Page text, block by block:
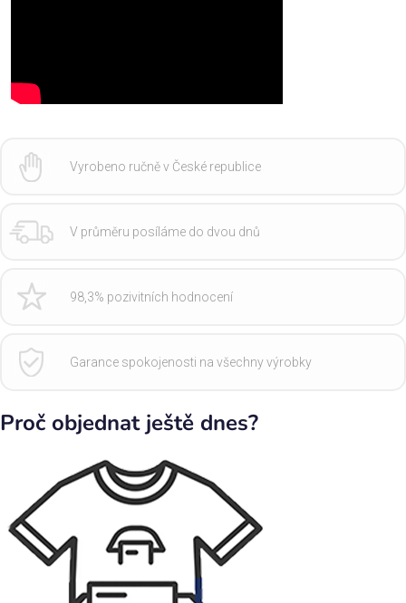
Vyrobeno ručně v České republice
V průměru posíláme do dvou dnů
98,3% pozivitních hodnocení
Garance spokojenosti na všechny výrobky
Proč objednat ještě dnes?